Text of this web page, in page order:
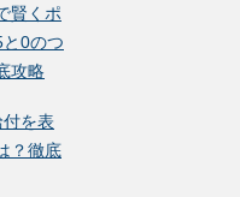
賢くポ
0のつ
攻略
付を表
？徹底